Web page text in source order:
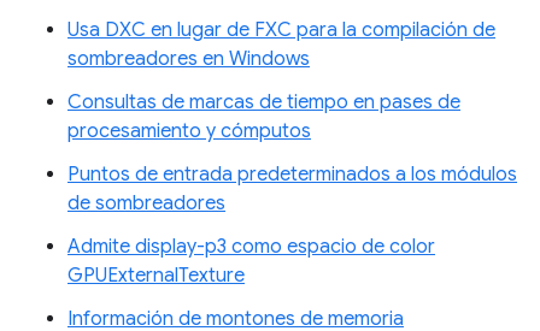
Usa DXC en lugar de FXC para la compilación de
sombreadores en Windows
Consultas de marcas de tiempo en pases de
procesamiento y cómputos
Puntos de entrada predeterminados a los módulos
de sombreadores
Admite display-p3 como espacio de color
GPUExternalTexture
Información de montones de memoria